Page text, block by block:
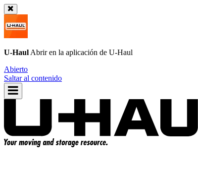
U-Haul Abrir en la aplicación de U-Haul
Abierto
Saltar al contenido